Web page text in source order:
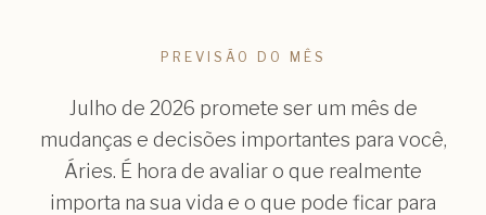
PREVISÃO DO MÊS
Julho de 2026 promete ser um mês de
mudanças e decisões importantes para você,
Áries. É hora de avaliar o que realmente
importa na sua vida e o que pode ficar para